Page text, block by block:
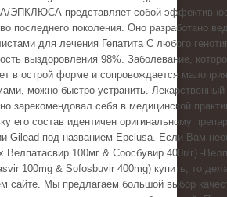
ЭПКЛЮСА представляет собой
последнего поколения. Оно разработано
для лечения Гепатита С любого
выздоровления 98%. Заболевание,
в острой форме и сопровождается
можно быстро устранить. Лекарственный
зарекомендовал себя в медицинской
его состав идентичен оригинальному
Gilead под названием Epclusa. Если Вам
Велпатасвир 100мг & Соосбувир 400мг) -
100mg & Sofosbuvir 400mg) купить, то
сайте. Мы предлагаем большой выбор